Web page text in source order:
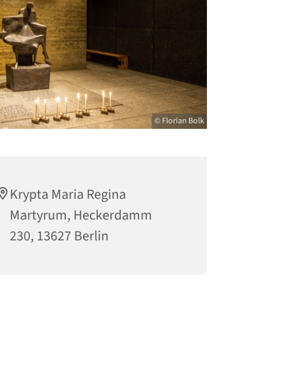
© Florian Bolk
Krypta Maria Regina
Martyrum, Heckerdamm
230, 13627 Berlin